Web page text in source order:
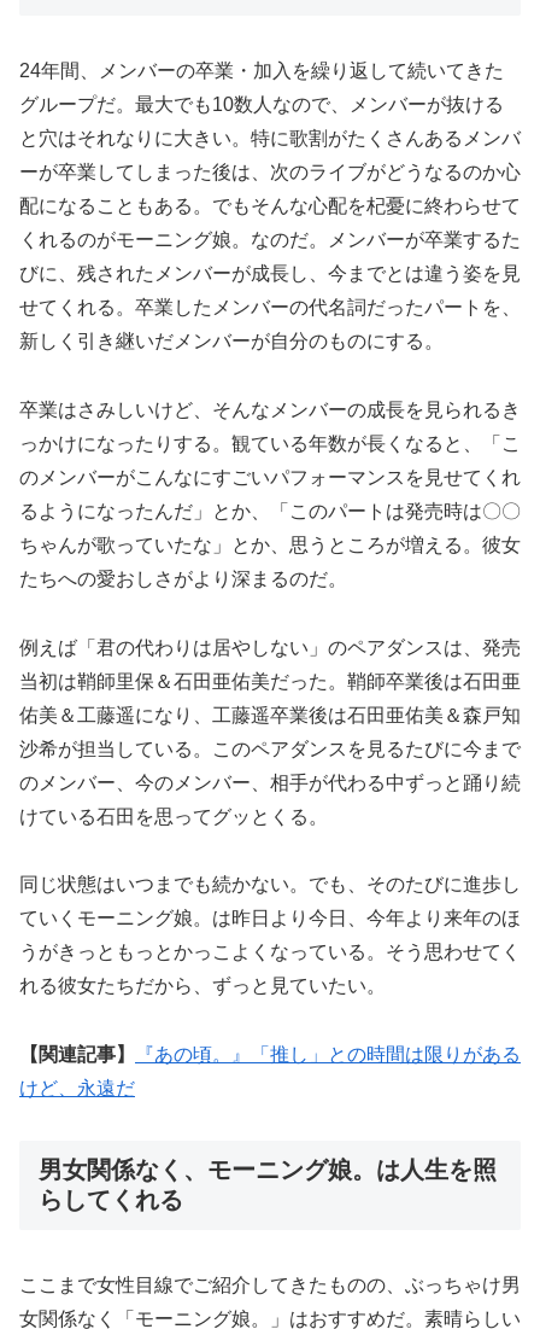
24年間、メンバーの卒業・加入を繰り返して続いてきた
グループだ。最大でも10数人なので、メンバーが抜ける
と穴はそれなりに大きい。特に歌割がたくさんあるメンバ
ーが卒業してしまった後は、次のライブがどうなるのか心
配になることもある。でもそんな心配を杞憂に終わらせて
くれるのがモーニング娘。なのだ。メンバーが卒業するた
びに、残されたメンバーが成長し、今までとは違う姿を見
せてくれる。卒業したメンバーの代名詞だったパートを、
新しく引き継いだメンバーが自分のものにする。
卒業はさみしいけど、そんなメンバーの成長を見られるき
っかけになったりする。観ている年数が長くなると、「こ
のメンバーがこんなにすごいパフォーマンスを見せてくれ
るようになったんだ」とか、「このパートは発売時は〇〇
ちゃんが歌っていたな」とか、思うところが増える。彼女
たちへの愛おしさがより深まるのだ。
例えば「君の代わりは居やしない」のペアダンスは、発売
当初は鞘師里保＆石田亜佑美だった。鞘師卒業後は石田亜
佑美＆工藤遥になり、工藤遥卒業後は石田亜佑美＆森戸知
沙希が担当している。このペアダンスを見るたびに今まで
のメンバー、今のメンバー、相手が代わる中ずっと踊り続
けている石田を思ってグッとくる。
同じ状態はいつまでも続かない。でも、そのたびに進歩し
ていくモーニング娘。は昨日より今日、今年より来年のほ
うがきっともっとかっこよくなっている。そう思わせてく
れる彼女たちだから、ずっと見ていたい。
【関連記事】
『あの頃。』「推し」との時間は限りがある
けど、永遠だ
男女関係なく、モーニング娘。は人生を照
らしてくれる
ここまで女性目線でご紹介してきたものの、ぶっちゃけ男
女関係なく「モーニング娘。」はおすすめだ。素晴らしい